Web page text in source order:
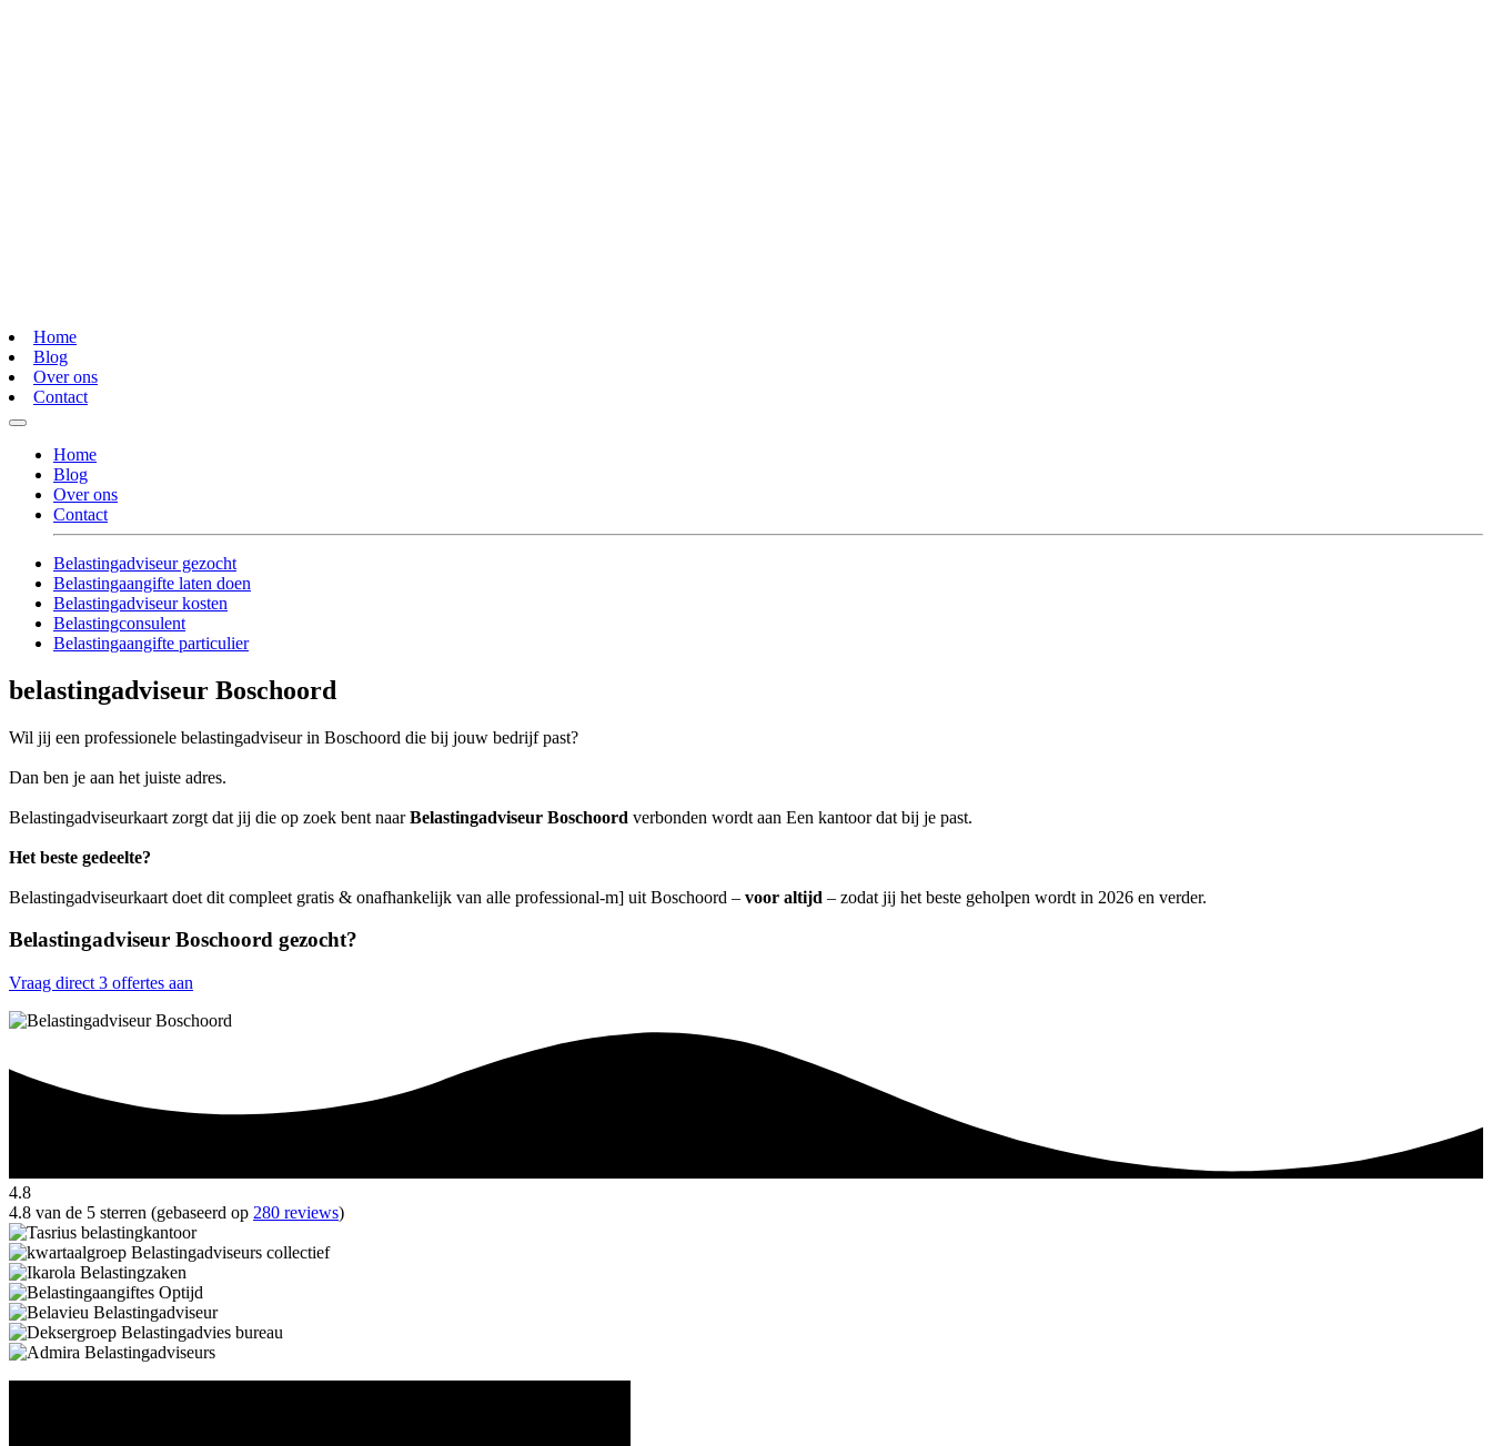
Home
Blog
Over ons
Contact
Home
Blog
Over ons
Contact
Belastingadviseur gezocht
Belastingaangifte laten doen
Belastingadviseur kosten
Belastingconsulent
Belastingaangifte particulier
belastingadviseur Boschoord
Wil jij een professionele belastingadviseur in Boschoord die bij jouw bedrijf past?
Dan ben je aan het juiste adres.
Belastingadviseurkaart zorgt dat jij die op zoek bent naarBelastingadviseur Boschoord verbonden wordt aan Een kantoor dat bij je past.
Het beste gedeelte?
Belastingadviseurkaart doet dit compleet gratis & onafhankelijk van alle professional-m] uit Boschoord – voor altijd – zodat jij het beste geholpen wordt in 2026 en verder.
Belastingadviseur Boschoord gezocht?
Vraag direct 3 offertes aan
4.8
4.8 van de 5 sterren (gebaseerd op 280 reviews)